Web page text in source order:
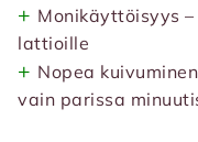
+ Monikäyttöisyys
lattioille
+ Nopea
vain parissa